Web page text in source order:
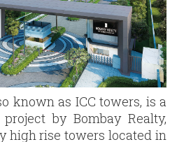
known as ICC towers, is a
by Bombay Realty,
high rise towers located in